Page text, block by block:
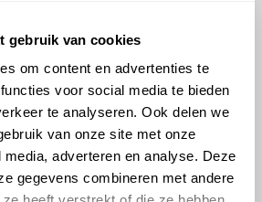
gebruik van cookies
om content en advertenties te
voor social media te bieden
te analyseren. Ook delen we
van onze site met onze
adverteren en analyse. Deze
gegevens combineren met andere
dat deze gegevens zo accuraat
anders dan waartoe een
bestaat, voor schade of verlies
of omissies in de verstrekte
olieaanbevelingsinformatie te
erkent de gebruiker dat
kennis en het vermogen heeft
op een